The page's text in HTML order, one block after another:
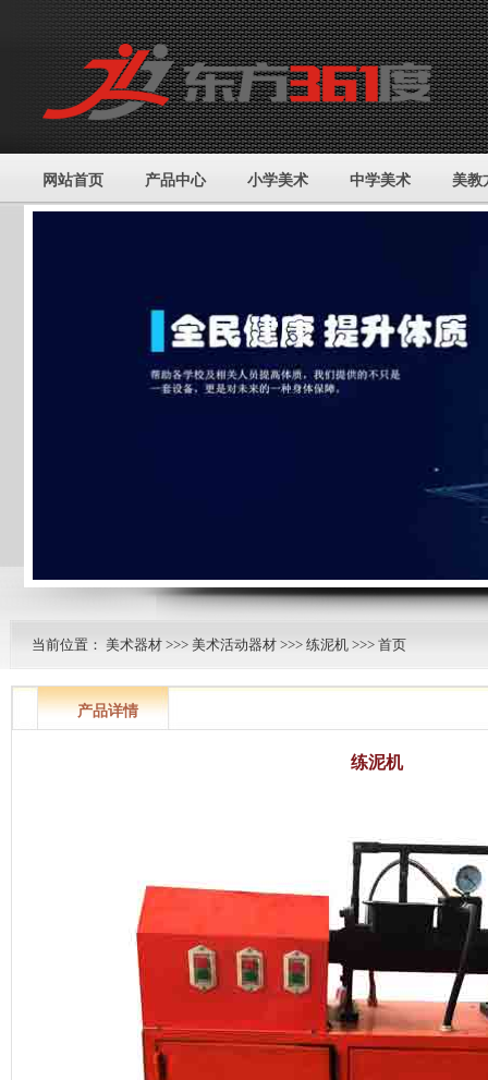
网站首页 产品中心 小学美术 中学美术 美教
当前位置： 美术器材 >>> 美术活动器材 >>> 练泥机 >>> 首页
产品详情
练泥机